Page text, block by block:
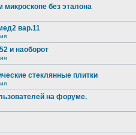
без эталона
вар.11
и наоборот
стеклянные плитки
на форуме.